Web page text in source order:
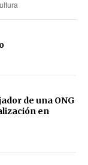
de una ONG
en